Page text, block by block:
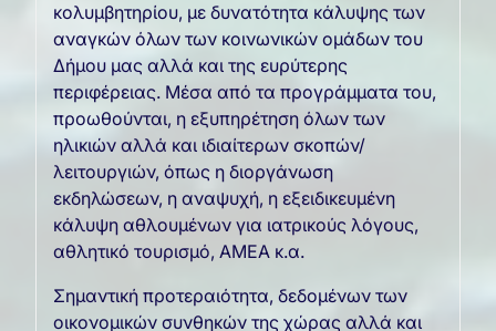
κολυμβητηρίου, με δυνατότητα κάλυψης των
αναγκών όλων των κοινωνικών ομάδων του
Δήμου μας αλλά και της ευρύτερης
περιφέρειας. Μέσα από τα προγράμματα του,
προωθούνται, η εξυπηρέτηση όλων των
ηλικιών αλλά και ιδιαίτερων σκοπών/
λειτουργιών, όπως η διοργάνωση
εκδηλώσεων, η αναψυχή, η εξειδικευμένη
κάλυψη αθλουμένων για ιατρικούς λόγους,
αθλητικό τουρισμό, ΑΜΕΑ κ.α.
Σημαντική προτεραιότητα, δεδομένων των
οικονομικών συνθηκών της χώρας αλλά και